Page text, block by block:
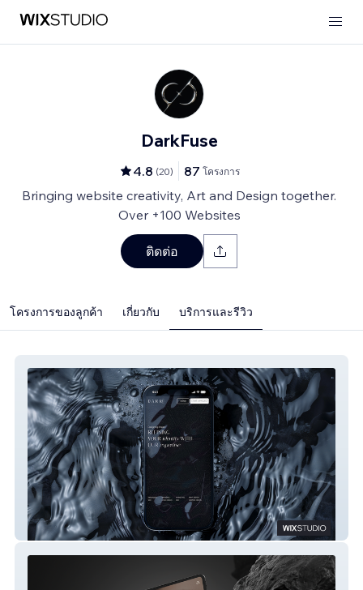
DarkFuse
4.8 (20) 87 โครงการ
Bringing website creativity, Art and Design together.
Over +100 Websites
ติดต่อ
โครงการของลูกค้า เกี่ยวกับ บริการและรีวิว
Dark Fuse